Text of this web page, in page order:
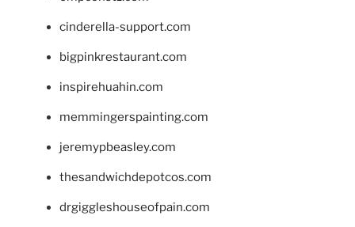
cinderella-support.com
bigpinkrestaurant.com
inspirehuahin.com
memmingerspainting.com
jeremypbeasley.com
thesandwichdepotcos.com
drgiggleshouseofpain.com